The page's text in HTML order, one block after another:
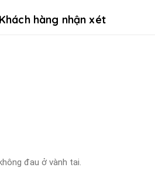
Khách hàng nhận xét
đau ở vành tai.